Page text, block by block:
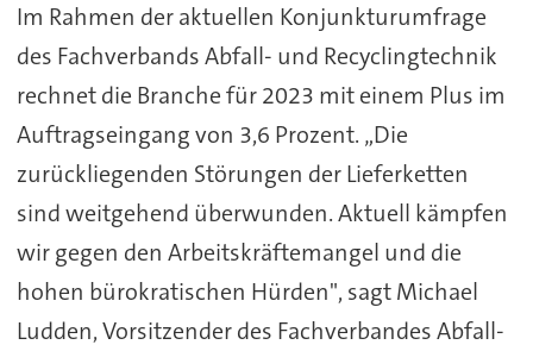
Im Rahmen der aktuellen Konjunkturumfrage
des Fachverbands Abfall- und Recyclingtechnik
rechnet die Branche für 2023 mit einem Plus im
Auftragseingang von 3,6 Prozent. „Die
zurückliegenden Störungen der Lieferketten
sind weitgehend überwunden. Aktuell kämpfen
wir gegen den Arbeitskräftemangel und die
hohen bürokratischen Hürden", sagt Michael
Ludden, Vorsitzender des Fachverbandes Abfall-